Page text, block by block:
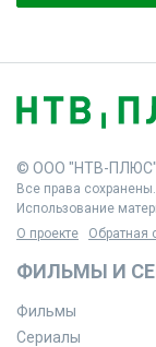
© ООО "НТВ-ПЛЮС"
Все права сохранены.
Использование
О проекте
Обратная
ФИЛЬМЫ И
Фильмы
Сериалы